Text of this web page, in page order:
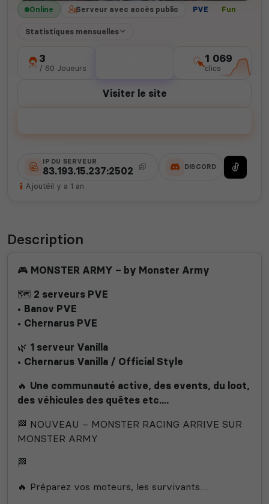
Online Serveur avec accès public PVE Fun
Statistiques mensuelles
3
/ 60 Joueurs
1 069
clics
Visiter le site
IP DU SERVEUR
83.193.15.237:2502 DISCORD
Ajoutéil y a 1 an
Description
🎮 MONSTER ARMY – by Monster Army
🗺️ 2 serveurs PVE
• Banov PVE
• Chernarus PVE
🌿 1 serveur Vanilla
• Chernarus Vanilla / Official Style
🔥 Une communauté active, des events, du loot,
des véhicules des quêtes etc....
🏁 NOUVEAU – MONSTER RACING ARRIVE SUR
MONSTER ARMY
🏁
🔥 Préparez vos moteurs, les survivants…